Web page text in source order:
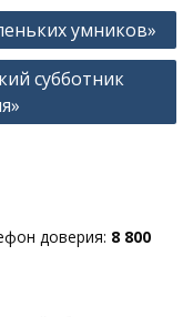
умников»
субботник
доверия: 8 800